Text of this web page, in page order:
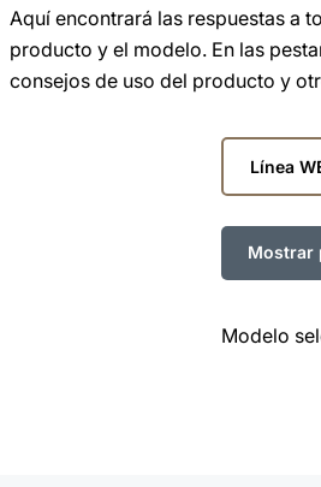
Aquí encontrará las respuestas a
producto y el modelo. En las
consejos de uso del producto y
línea
Modelo